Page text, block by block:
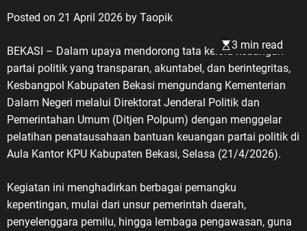
Posted on 21 April 2026 by Taopik
3 min read
BEKASI – Dalam upaya mendorong tata kelola keuangan
partai politik yang transparan, akuntabel, dan berintegritas,
Kesbangpol Kabupaten Bekasi mengundang Kementerian
Dalam Negeri melalui Direktorat Jenderal Politik dan
Pemerintahan Umum (Ditjen Polpum) dengan menggelar
pelatihan penatausahaan bantuan keuangan partai politik di
Aula Kantor KPU Kabupaten Bekasi, Selasa (21/4/2026).
Kegiatan ini menghadirkan berbagai pemangku
kepentingan, mulai dari unsur pemerintah daerah,
penyelenggara pemilu, hingga lembaga pengawasan, guna